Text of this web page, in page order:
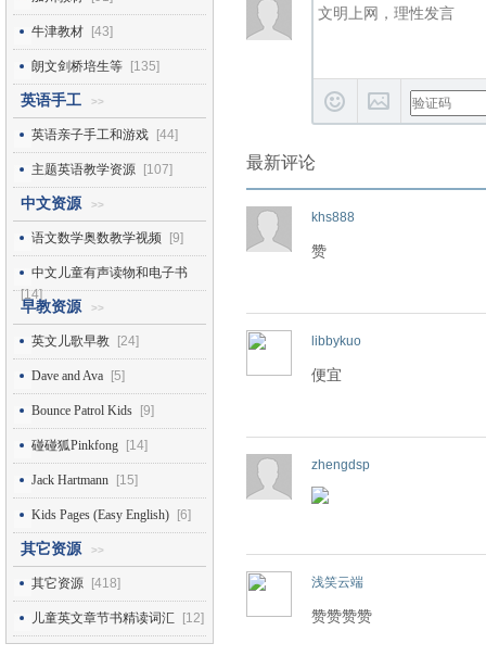
牛津教材 [43]
朗文剑桥培生等 [135]
英语手工 >>
英语亲子手工和游戏 [44]
主题英语教学资源 [107]
中文资源 >>
语文数学奥数教学视频 [9]
中文儿童有声读物和电子书
[14]
早教资源 >>
英文儿歌早教 [24]
Dave and Ava [5]
Bounce Patrol Kids [9]
碰碰狐Pinkfong [14]
Jack Hartmann [15]
Kids Pages (Easy English) [6]
其它资源 >>
其它资源 [418]
儿童英文章节书精读词汇 [12]
最新评论
khs888
赞
libbykuo
便宜
zhengdsp
浅笑云端
赞赞赞赞